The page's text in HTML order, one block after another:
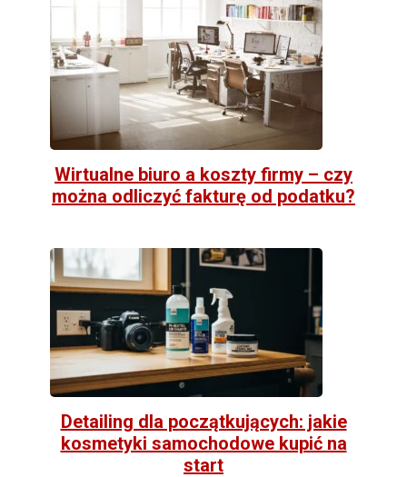
Wirtualne biuro a koszty firmy – czy
można odliczyć fakturę od podatku?
Detailing dla początkujących: jakie
kosmetyki samochodowe kupić na
start